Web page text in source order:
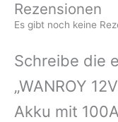
Rezensionen
Es gibt noch keine
Schreibe die
„WANROY
Akku mit